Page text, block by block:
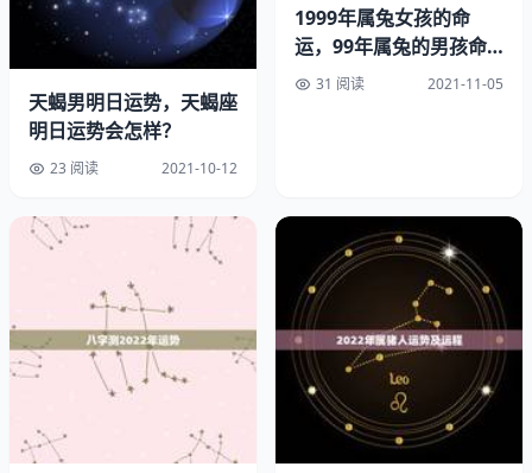
升等文化传统的内容，是我国传统文化中的重要组成部分。
其中，作为周易的核心，是一本以卜卦为基础的哲学文献，
被誉为“万物之始”、“道德之源”。给出了一种“道”的观念，
“道”就是宇宙的本源和终极原则，经由人对“道”的认识和把
握，最终达到与“道”的合一。
易认为宇宙万物变化都服从一个道理，这个道理就是“变
化”。万物的变化有规律可循，在这种变化的规律和形态
中，蕴着一定的“运势”和“命理”。找到这些规律并加以应
用，就可通过周易来测算个人的运势。以下是一些测算的方
法：
一、八字测算法：
八字测算法，是一种通过人的出生年月日时作为基础，来推
天蝎男明日运势，天蝎座
明日运势会怎样？
23 阅读 2021-10-12
1999年属兔女孩的命
运，99年属兔的男孩命
运 31 阅读 2021-11-05